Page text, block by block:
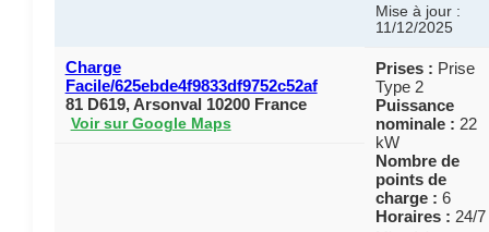
Mise à jour :
11/12/2025
Charge
Facile/625ebde4f9833df9752c52af
81 D619, Arsonval 10200 France
Voir sur Google Maps
Prises : Prise
Type 2
Puissance
nominale : 22
kW
Nombre de
points de
charge : 6
Horaires : 24/7